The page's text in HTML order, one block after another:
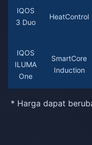
IQOS
3 Duo
HeatControl
IQOS
ILUMA
One
SmartCore
Induction
* Harga dapat